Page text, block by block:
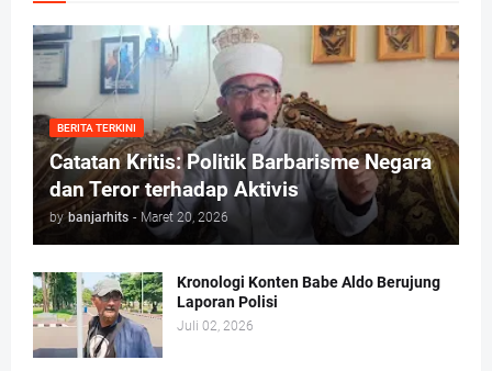
BERITA TERKINI
Catatan Kritis: Politik Barbarisme Negara
dan Teror terhadap Aktivis
by banjarhits - Maret 20, 2026
Kronologi Konten Babe Aldo Berujung
Laporan Polisi
Juli 02, 2026